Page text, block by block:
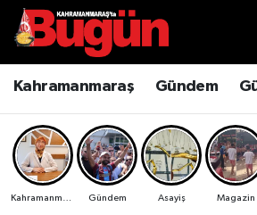
Kahramanmaraş Gündem
Gündem Asayiş Magazin
Kahramanmaraş
Kahramanmaraş Sokak
Bilim ve Teknoloji
Çevre
Kahramanmaraş Nöbetçi
Kahramanmaraş Hava
Kahramanmaraş Namaz
Kahramanmaraş Trafik